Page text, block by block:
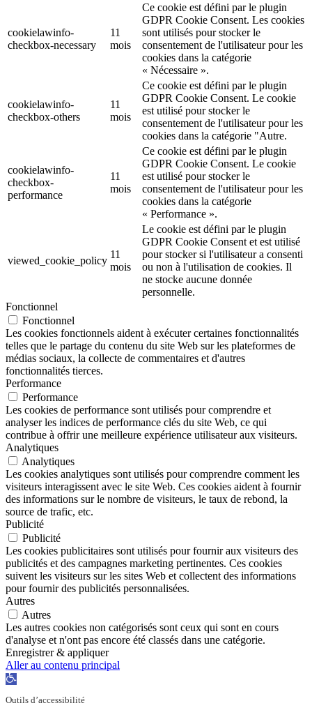
cookielawinfo-
checkbox-necessary
11
mois
Ce cookie est défini par le plugin
GDPR Cookie Consent. Les cookies
sont utilisés pour stocker le
consentement de l'utilisateur pour les
cookies dans la catégorie
« Nécessaire ».
cookielawinfo-
checkbox-others
11
mois
Ce cookie est défini par le plugin
GDPR Cookie Consent. Le cookie
est utilisé pour stocker le
consentement de l'utilisateur pour les
cookies dans la catégorie "Autre.
cookielawinfo-
checkbox-
performance
11
mois
Ce cookie est défini par le plugin
GDPR Cookie Consent. Le cookie
est utilisé pour stocker le
consentement de l'utilisateur pour les
cookies dans la catégorie
« Performance ».
viewed_cookie_policy
11
mois
Le cookie est défini par le plugin
GDPR Cookie Consent et est utilisé
pour stocker si l'utilisateur a consenti
ou non à l'utilisation de cookies. Il
ne stocke aucune donnée
personnelle.
Fonctionnel
Fonctionnel
Les cookies fonctionnels aident à exécuter certaines fonctionnalités
telles que le partage du contenu du site Web sur les plateformes de
médias sociaux, la collecte de commentaires et d'autres
fonctionnalités tierces.
Performance
Performance
Les cookies de performance sont utilisés pour comprendre et
analyser les indices de performance clés du site Web, ce qui
contribue à offrir une meilleure expérience utilisateur aux visiteurs.
Analytiques
Analytiques
Les cookies analytiques sont utilisés pour comprendre comment les
visiteurs interagissent avec le site Web. Ces cookies aident à fournir
des informations sur le nombre de visiteurs, le taux de rebond, la
source de trafic, etc.
Publicité
Publicité
Les cookies publicitaires sont utilisés pour fournir aux visiteurs des
publicités et des campagnes marketing pertinentes. Ces cookies
suivent les visiteurs sur les sites Web et collectent des informations
pour fournir des publicités personnalisées.
Autres
Autres
Les autres cookies non catégorisés sont ceux qui sont en cours
d'analyse et n'ont pas encore été classés dans une catégorie.
Enregistrer & appliquer
Aller au contenu principal
Ouvrir
barre
Outils d’accessibilité